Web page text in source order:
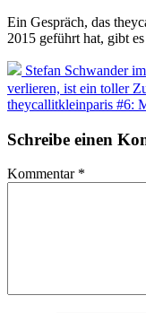
Ein Gespräch, das
2015 geführt hat, gibt es
Stefan Schwander
verlieren, ist ein toller
theycallitkleinparis #6:
Schreibe einen
Kommentar *